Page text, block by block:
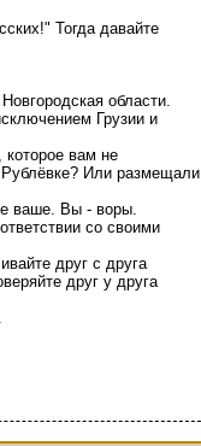
Тогда давайте
области.
Грузии и
вам не
Рублёвке? Или размещали
ваше. Вы - воры.
со своими
друг с друга
друг у друга